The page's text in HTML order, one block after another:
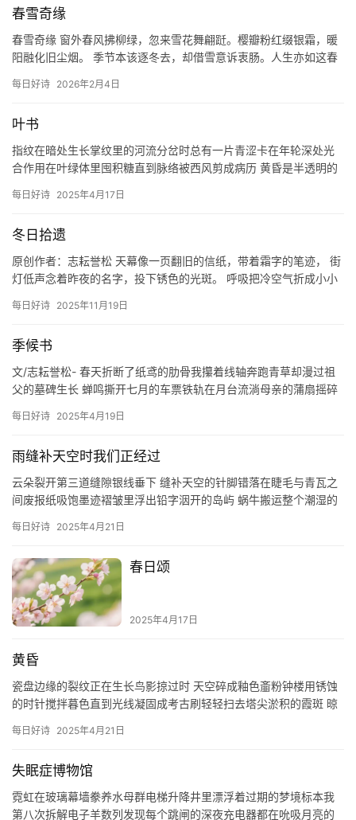
春雪奇缘
春雪奇缘 窗外春风拂柳绿，忽来雪花舞翩跹。樱瓣粉红缀银霜，暖
阳融化旧尘烟。 季节本该逐冬去，却借雪意诉衷肠。人生亦如这春
花…
每日好诗 2026年2月4日
叶书
指纹在暗处生长掌纹里的河流分岔时总有一片青涩卡在年轮深处光
合作用在叶绿体里囤积糖直到脉络被西风剪成病历 黄昏是半透明的
未拆…
每日好诗 2025年4月17日
冬日拾遗
原创作者：志耘誉松 天幕像一页翻旧的信纸，带着霜字的笔迹， 街
灯低声念着昨夜的名字，投下锈色的光斑。 呼吸把冷空气折成小小
每日好诗 2025年11月19日
季候书
文/志耘誉松- 春天折断了纸鸢的肋骨我攥着线轴奔跑青草却漫过祖
父的墓碑生长 蝉鸣撕开七月的车票铁轨在月台流淌母亲的蒲扇摇碎
每日好诗 2025年4月19日
雨缝补天空时我们正经过
云朵裂开第三道缝隙银线垂下 缝补天空的针脚错落在睫毛与青瓦之
间废报纸吸饱墨迹褶皱里浮出铅字洇开的岛屿 蜗牛搬运整个潮湿的
——…
每日好诗 2025年4月21日
春日颂
2025年4月17日
黄昏
瓷盘边缘的裂纹正在生长鸟影掠过时 天空碎成釉色齑粉钟楼用锈蚀
的时针搅拌暮色直到光线凝固成考古刷轻轻扫去塔尖淤积的霞斑 晾
有…
每日好诗 2025年4月21日
失眠症博物馆
霓虹在玻璃幕墙豢养水母群电梯升降井里漂浮着过期的梦境标本我
第八次拆解电子羊数列发现每个跳闸的深夜充电器都在吮吸月亮的